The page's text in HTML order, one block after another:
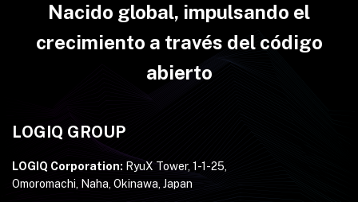
Nacido global, impulsando el
crecimiento a través del código
abierto
LOGIQ GROUP
LOGIQ Corporation: RyuX Tower, 1-1-25,
Omoromachi, Naha, Okinawa, Japan